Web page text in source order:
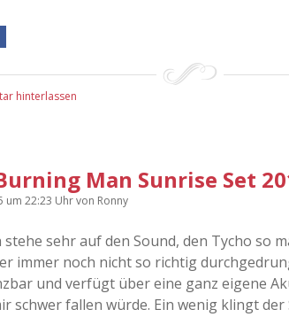
hinterlassen
Man Sunrise Set
um 22:23 Uhrvon Ronny
sehr auf den Sound, den Tycho so
immer noch nicht so richtig
und verfügt über eine ganz eigene
schwer fallen würde. Ein wenig klingt der